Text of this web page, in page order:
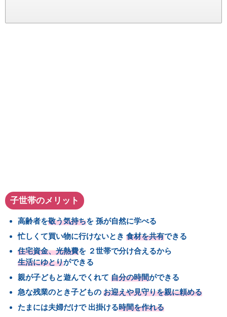
子世帯のメリット
高齢者を敬う気持ちを 孫が自然に学べる
忙しくて買い物に行けないとき 食材を共有できる
住宅資金、光熱費を ２世帯で分け合えるから
生活にゆとりができる
親が子どもと遊んでくれて 自分の時間ができる
急な残業のとき子どもの お迎えや見守りを親に頼める
たまには夫婦だけで 出掛ける時間を作れる